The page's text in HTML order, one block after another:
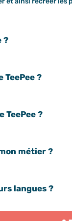
?
?
TeePee ?
métier ?
langues ?